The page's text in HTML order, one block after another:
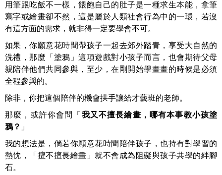
用筆跟吃飯不一樣，餵飽自己的肚子是一種求生本能，拿筆
寫字或繪畫卻不然，這是屬於人類社會行為中的一環，若沒
有這方面的需求，就非得一定要學會不可。
如果，你願意花時間帶孩子一起去郊外踏青，享受大自然的
洗禮，那麼「塗鴉」這項遊戲對小孩子而言，也會期待父母
親陪伴他們共同參與，至少，在剛開始學畫畫的時候是必須
全程參與的。
除非，你把這個陪伴的機會拱手讓給才藝班的老師。
那麼，或許你會問
「 我又不擅長繪畫，哪有本事教小孩塗
鴉？ 」
我的想法是，倘若你願意花時間陪伴孩子，也持有對學習的
熱忱，「擅不擅長繪畫」就不會成為阻礙與孩子共學的絆腳
石。